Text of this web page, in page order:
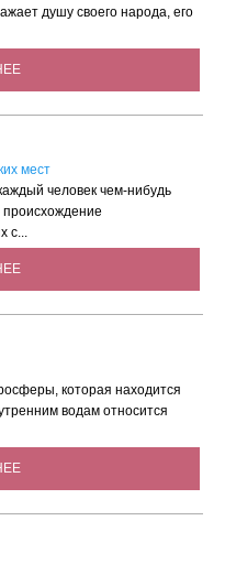
душу своего народа, его
мест
человек чем-нибудь
происхождение
с...
которая находится
водам относится